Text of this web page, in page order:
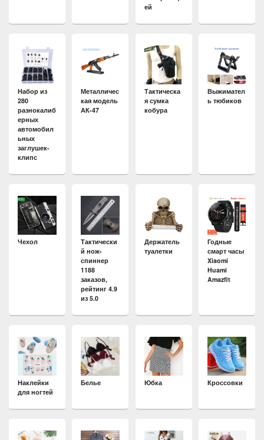
ей
Набор из
280
разнокалиб
ерных
автомобил
ьных
заглушек-
клипс
Металличес
кая модель
АК-47
Тактическа
я сумка
кобура
Выжимател
ь тюбиков
Чехол
Тактически
й нож-
спиннер
1188
заказов,
рейтинг 4.9
из 5.0
Держатель
туалетки
Годные
смарт часы
Xiaomi
Huami
Amazfit
Наклейки
для ногтей
Белье Юбка Кроссовки